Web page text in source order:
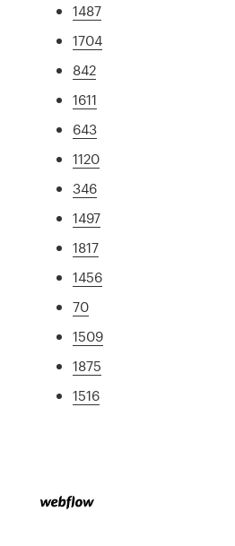
1487
1704
842
1611
643
1120
346
1497
1817
1456
70
1509
1875
1516